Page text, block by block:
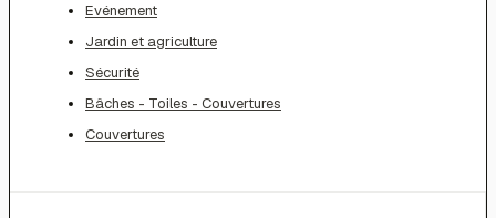
Evénement
Jardin et agriculture
Sécurité
Bâches - Toiles - Couvertures
Couvertures